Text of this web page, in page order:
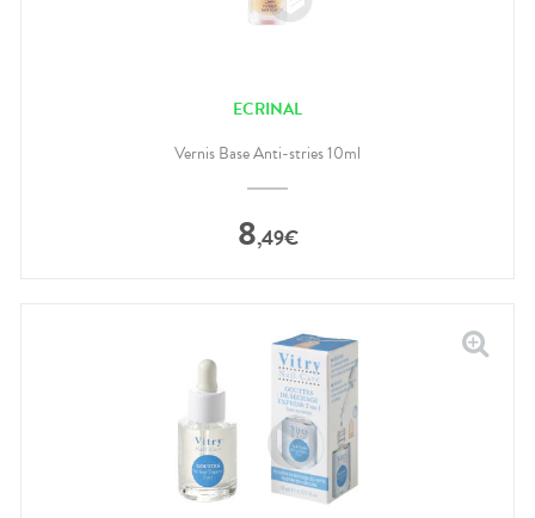
ECRINAL
Vernis Base Anti-stries 10ml
8,49€